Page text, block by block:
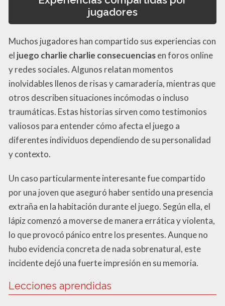
jugadores
Muchos jugadores han compartido sus experiencias con
el juego charlie charlie consecuenciasen foros online
y redes sociales. Algunos relatan momentos
inolvidables llenos de risas y camaradería, mientras que
otros describen situaciones incómodas o incluso
traumáticas. Estas historias sirven como testimonios
valiosos para entender cómo afecta el juego a
diferentes individuos dependiendo de su personalidad
y contexto.
Un caso particularmente interesante fue compartido
por una joven que aseguró haber sentido una presencia
extraña en la habitación durante el juego. Según ella, el
lápiz comenzó a moverse de manera errática y violenta,
lo que provocó pánico entre los presentes. Aunque no
hubo evidencia concreta de nada sobrenatural, este
incidente dejó una fuerte impresión en su memoria.
Lecciones aprendidas